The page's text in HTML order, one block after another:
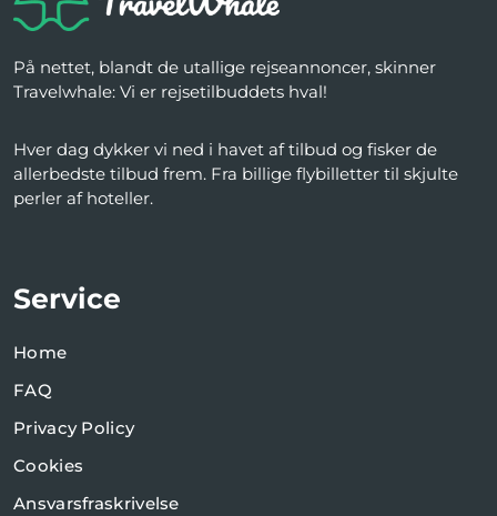
På nettet, blandt de utallige rejseannoncer, skinner
Travelwhale: Vi er rejsetilbuddets hval!
Hver dag dykker vi ned i havet af tilbud og fisker de
allerbedste tilbud frem. Fra billige flybilletter til skjulte
perler af hoteller.
Service
Home
FAQ
Privacy Policy
Cookies
Ansvarsfraskrivelse